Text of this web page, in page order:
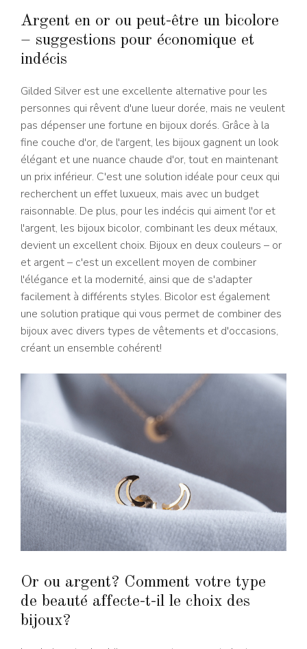
Argent en or ou peut-être un bicolore
– suggestions pour économique et
indécis
Gilded Silver est une excellente alternative pour les
personnes qui rêvent d'une lueur dorée, mais ne veulent
pas dépenser une fortune en bijoux dorés. Grâce à la
fine couche d'or, de l'argent, les bijoux gagnent un look
élégant et une nuance chaude d'or, tout en maintenant
un prix inférieur. C'est une solution idéale pour ceux qui
recherchent un effet luxueux, mais avec un budget
raisonnable. De plus, pour les indécis qui aiment l'or et
l'argent, les bijoux bicolor, combinant les deux métaux,
devient un excellent choix. Bijoux en deux couleurs – or
et argent – c'est un excellent moyen de combiner
l'élégance et la modernité, ainsi que de s'adapter
facilement à différents styles. Bicolor est également
une solution pratique qui vous permet de combiner des
bijoux avec divers types de vêtements et d'occasions,
créant un ensemble cohérent!
Or ou argent? Comment votre type
de beauté affecte-t-il le choix des
bijoux?